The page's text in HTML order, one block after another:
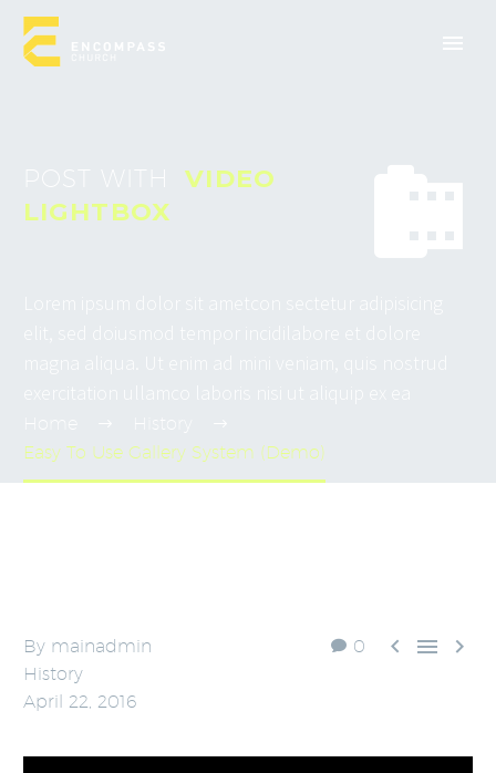
VIDEO
LIGHTBOX
Easy To Use Gallery System (Demo)
0   
By mainadmin
History
April 22, 2016